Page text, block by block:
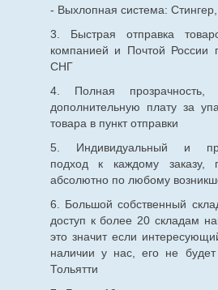
- Выхлопная система:
3. Быстрая отправка
компанией и Почтой
СНГ
4. Полная
дополнительную плату за
товара в пункт отправки
5. Индивидуальный и
подход к каждому заказу,
абсолютно по любому
6. Большой собственный
доступ к более 20 складам
это значит если
наличии у нас, его не
Тольятти